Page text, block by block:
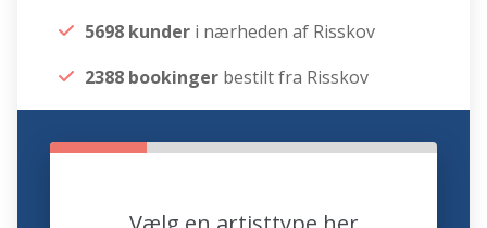
5698 kunder i nærheden af Risskov
2388 bookinger bestilt fra Risskov